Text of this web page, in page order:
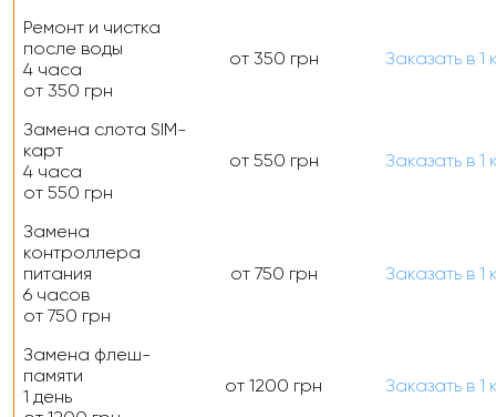
Ремонт и чистка
после воды
4 часа
от 350 грн
от 350 грн Заказатьв 1
Замена слота SIM-
карт
4 часа
от 550 грн
от 550 грн Заказатьв 1
Замена
контроллера
питания
6 часов
от 750 грн
от 750 грн Заказатьв 1
Замена флеш-
памяти
1 день
от 1200 грн Заказатьв 1